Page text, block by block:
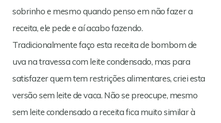
sobrinho e mesmo quando penso em não fazer a
receita, ele pede e aí acabo fazendo.
Tradicionalmente faço esta receita de bombom de
uva na travessa com leite condensado, mas para
satisfazer quem tem restrições alimentares, criei esta
versão sem leite de vaca. Não se preocupe, mesmo
sem leite condensado a receita fica muito similar à